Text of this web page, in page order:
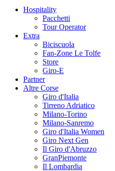
Hospitality
Pacchetti
Tour Operator
Extra
Biciscuola
Fan-Zone Le Tolfe
Store
Giro-E
Partner
Altre Corse
Giro d'Italia
Tirreno Adriatico
Milano-Torino
Milano-Sanremo
Giro d'Italia Women
Giro Next Gen
Il Giro d'Abruzzo
GranPiemonte
Il Lombardia